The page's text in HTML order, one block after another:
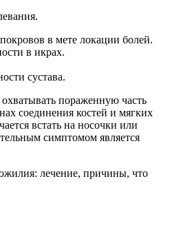
в мете локации болей.
в икрах.
сустава.
пораженную часть
соединения костей и мягких
встать на носочки или
симптомом является